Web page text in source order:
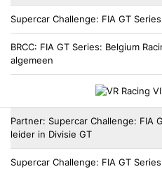
Supercar Challenge FIA GT
BRCC FIA GT Series: Belgium
algemeen
Partner Supercar Challenge
FIA
leider in Divisie GT
Supercar Challenge FIA GT